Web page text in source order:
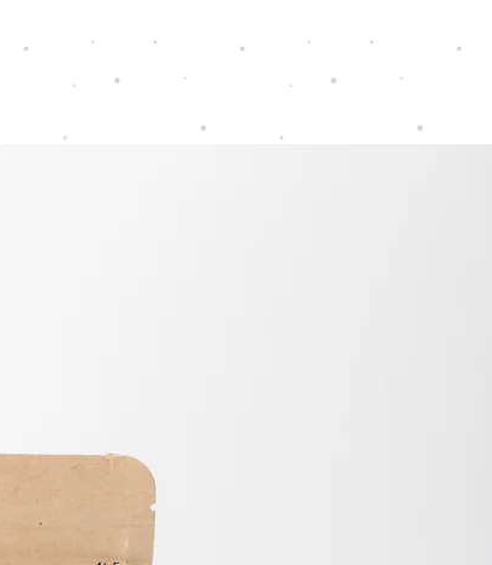
Mist no enmascara el aliento: lo
cuida desde adentro.